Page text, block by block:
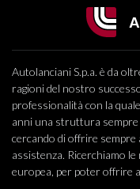
Autolanciani S.p.a. è da
ragioni del nostro
professionalità con la
anni una struttura sempre
cercando di offrire sempre
assistenza. Ricerchiamo
europea, per poter offrire